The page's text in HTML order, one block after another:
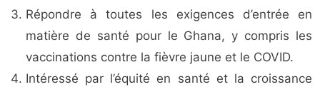
Répondre à toutes les exigences d’entrée en
matière de santé pour le Ghana, y compris les
vaccinations contre la fièvre jaune et le COVID.
Intéressé par l’équité en santé et la croissance